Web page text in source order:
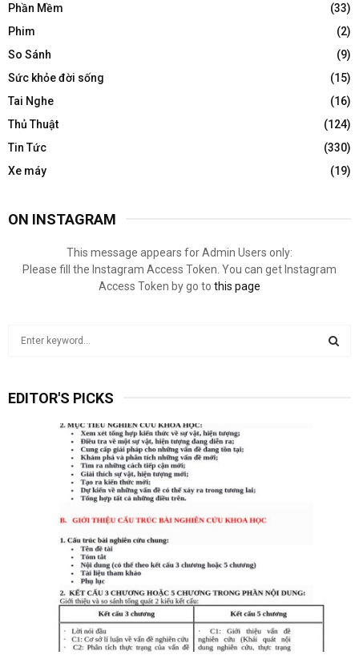
Phần Mềm
(33)
Phim
(2)
So Sánh
(9)
Sức khỏe đời sống
(15)
Tai Nghe
(16)
Thủ Thuật
(124)
Tin Tức
(330)
Xe máy
(19)
ON INSTAGRAM
This message appears for Admin Users only:
Please fill the Instagram Access Token. You can get Instagram
Access Token by go to this page
c
EDITOR'S PICKS